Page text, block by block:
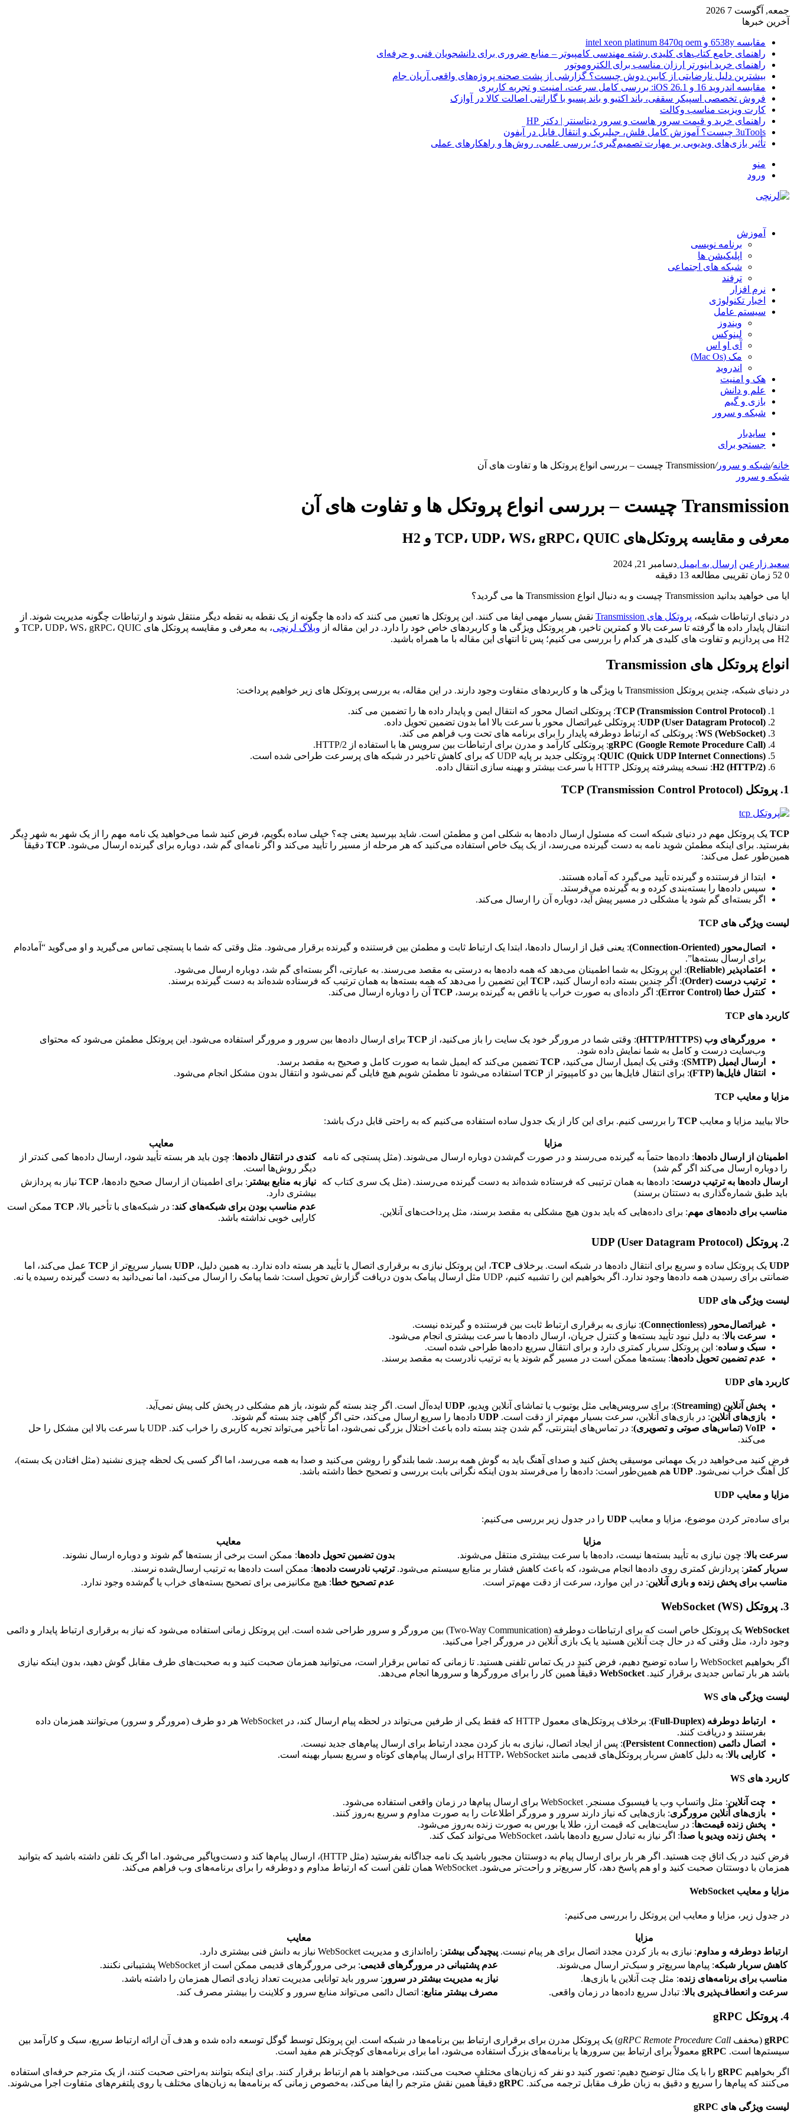
جمعه, آگوست 7 2026
آخرین خبرها
مقایسه 6538y و intel xeon platinum 8470q oem
راهنمای جامع کتاب‌های کلیدی رشته مهندسی کامپیوتر – منابع ضروری برای دانشجویان فنی و حرفه‌ای
راهنمای خرید اینورتر ارزان مناسب برای الکتروموتور
بیشترین دلیل نارضایتی از کابین دوش چیست؟ گزارشی از پشت صحنه پروژه‌های واقعی آریان جام
مقایسه اندروید 16 و iOS 26.1: بررسی کامل سرعت، امنیت و تجربه کاربری
فروش تخصصی اسپیکر سقفی، باند اکتیو و باند پسیو با گارانتی اصالت کالا در آوازک
کارت ویزیت مناسب وکالت
راهنمای خرید و قیمت سرور هاست و سرور دیتاسنتر | دکتر HP
3uTools چیست؟ آموزش کامل فلش، جیلبریک و انتقال فایل در آیفون
تأثیر بازی‌های ویدیویی بر مهارت تصمیم‌گیری؛ بررسی علمی، روش‌ها و راهکارهای عملی
منو
ورود
آموزش
برنامه نویسی
اپلیکیشن ها
شبکه های اجتماعی
ترفند
نرم افزار
اخبار تکنولوژی
سیستم عامل
ویندوز
لینوکس
آی او اس
مک (Mac Os)
اندروید
هک و امنیت
علم و دانش
بازی و گیم
شبکه و سرور
سایدبار
جستجو برای
خانه/شبکه و سرور/Transmission چیست – بررسی انواع پروتکل ها و تفاوت های آن
شبکه و سرور
Transmission چیست – بررسی انواع پروتکل ها و تفاوت های آن
معرفی و مقایسه پروتکل‌های TCP، UDP، WS، gRPC، QUIC و H2
سعید زارعین ارسال به ایمیل دسامبر 21, 2024
0
زمان تقریبی مطالعه 13 دقیقه
ایا می خواهید بدانید Transmission چیست و به دنبال انواع Transmission ها می گردید؟
در دنیای ارتباطات شبکه، پروتکل های Transmission
نقش بسیار مهمی ایفا می کنند. این پروتکل ها تعیین می کنند که داده ها چگونه از یک نقطه به نقطه دیگر منتقل شوند و ارتباطات چگونه مدیریت شوند. از
انتقال پایدار داده ها گرفته تا سرعت بالا و کمترین تاخیر، هر پروتکل ویژگی ها و کاربردهای خاص خود را دارد. در این مقاله از وبلاگ لرنچی
، به معرفی و مقایسه پروتکل های TCP، UDP، WS، gRPC، QUIC و
H2 می پردازیم و تفاوت های کلیدی هر کدام را بررسی می کنیم؛ پس تا انتهای این مقاله با ما همراه باشید.
انواع پروتکل های Transmission
در دنیای شبکه، چندین پروتکل Transmission با ویژگی ها و کاربردهای متفاوت وجود دارند. در این مقاله، به بررسی پروتکل های زیر خواهیم پرداخت:
TCP (Transmission Control Protocol): پروتکلی اتصال محور که انتقال ایمن و پایدار داده ها را تضمین می کند.
UDP (User Datagram Protocol): پروتکلی غیراتصال محور با سرعت بالا اما بدون تضمین تحویل داده.
WS (WebSocket): پروتکلی که ارتباط دوطرفه پایدار را برای برنامه های تحت وب فراهم می کند.
gRPC (Google Remote Procedure Call): پروتکلی کارآمد و مدرن برای ارتباطات بین سرویس ها با استفاده از HTTP/2.
QUIC (Quick UDP Internet Connections): پروتکلی جدید بر پایه UDP که برای کاهش تاخیر در شبکه های پرسرعت طراحی شده است.
H2 (HTTP/2): نسخه پیشرفته پروتکل HTTP با سرعت بیشتر و بهینه سازی انتقال داده.
1. پروتکل TCP (Transmission Control Protocol)
TCP یک پروتکل مهم در دنیای شبکه است که مسئول ارسال داده‌ها به شکلی امن و مطمئن است. شاید بپرسید یعنی چه؟ خیلی ساده بگویم، فرض کنید شما می‌خواهید یک نامه مهم را از یک شهر به شهر دیگر
بفرستید. برای اینکه مطمئن شوید نامه به دست گیرنده می‌رسد، از یک پیک خاص استفاده می‌کنید که هر مرحله از مسیر را تأیید می‌کند و اگر نامه‌ای گم شد، دوباره برای گیرنده ارسال می‌شود. TCP دقیقاً
همین‌طور عمل می‌کند:
ابتدا از فرستنده و گیرنده تأیید می‌گیرد که آماده هستند.
سپس داده‌ها را بسته‌بندی کرده و به گیرنده می‌فرستد.
اگر بسته‌ای گم شود یا مشکلی در مسیر پیش آید، دوباره آن را ارسال می‌کند.
لیست ویژگی های TCP
اتصال‌محور (Connection-Oriented)
: یعنی قبل از ارسال داده‌ها، ابتدا یک ارتباط ثابت و مطمئن بین فرستنده و گیرنده برقرار می‌شود. مثل وقتی که شما با پستچی تماس می‌گیرید و او می‌گوید “آماده‌ام
برای ارسال بسته‌ها”.
اعتمادپذیر (Reliable)
: این پروتکل به شما اطمینان می‌دهد که همه داده‌ها به درستی به مقصد می‌رسند. به عبارتی، اگر بسته‌ای گم شد، دوباره ارسال می‌شود.
ترتیب درست (Order)
: اگر چندین بسته داده ارسال کنید، TCP این تضمین را می‌دهد که همه بسته‌ها به همان ترتیب که فرستاده شده‌اند به دست گیرنده برسند.
کنترل خطا (Error Control)
: اگر داده‌ای به صورت خراب یا ناقص به گیرنده برسد، TCP آن را دوباره ارسال می‌کند.
کاربرد های TCP
مرورگرهای وب (HTTP/HTTPS) : وقتی شما در مرورگر خود یک سایت را باز می‌کنید، از TCP برای ارسال داده‌ها بین سرور و مرورگر استفاده می‌شود. این پروتکل مطمئن می‌شود که محتوای
وب‌سایت درست و کامل به شما نمایش داده شود.
ارسال ایمیل (SMTP)
: وقتی یک ایمیل ارسال می‌کنید، TCP تضمین می‌کند که ایمیل شما به صورت کامل و صحیح به مقصد برسد.
انتقال فایل‌ها (FTP)
: برای انتقال فایل‌ها بین دو کامپیوتر از TCP استفاده می‌شود تا مطمئن شویم هیچ فایلی گم نمی‌شود و انتقال بدون مشکل انجام می‌شود.
مزایا و معایب TCP
حالا بیایید مزایا و معایب TCP را بررسی کنیم. برای این کار از یک جدول ساده استفاده می‌کنیم که به راحتی قابل درک باشد:
مزایا
معایب
اطمینان از ارسال داده‌ها: داده‌ها حتماً به گیرنده می‌رسند و در صورت گم‌شدن دوباره ارسال می‌شوند. (مثل پستچی که نامه
را دوباره ارسال می‌کند اگر گم شد)
کندی در انتقال داده‌ها: چون باید هر بسته تأیید شود، ارسال داده‌ها کمی کندتر از
دیگر روش‌ها است.
ارسال داده‌ها به ترتیب درست: داده‌ها به همان ترتیبی که فرستاده شده‌اند به دست گیرنده می‌رسند. (مثل یک سری کتاب که
باید طبق شماره‌گذاری به دستتان برسند)
نیاز به منابع بیشتر : برای اطمینان از ارسال صحیح داده‌ها، TCP نیاز به پردازش
بیشتری دارد.
مناسب برای داده‌های مهم: برای داده‌هایی که باید بدون هیچ مشکلی به مقصد برسند، مثل پرداخت‌های آنلاین.
عدم مناسب بودن برای شبکه‌های کند: در شبکه‌های با تأخیر بالا، TCP ممکن است
کارایی خوبی نداشته باشد.
2. پروتکل UDP (User Datagram Protocol)
UDP یک پروتکل ساده و سریع برای انتقال داده‌ها در شبکه است. برخلاف TCP، این پروتکل نیازی به برقراری اتصال یا تأیید هر بسته داده ندارد. به همین دلیل، UDP بسیار سریع‌تر از TCP عمل می‌کند، اما
ضمانتی برای رسیدن همه داده‌ها وجود ندارد. اگر بخواهیم این را تشبیه کنیم، UDP مثل ارسال پیامک بدون دریافت گزارش تحویل است: شما پیامک را ارسال می‌کنید، اما نمی‌دانید به دست گیرنده رسیده یا نه.
لیست ویژگی های UDP
غیراتصال‌محور (Connectionless)
: نیازی به برقراری ارتباط ثابت بین فرستنده و گیرنده نیست.
سرعت بالا: به دلیل نبود تأیید بسته‌ها و کنترل جریان، ارسال داده‌ها با سرعت بیشتری انجام می‌شود.
سبک و ساده: این پروتکل سربار کمتری دارد و برای انتقال سریع داده‌ها طراحی شده است.
عدم تضمین تحویل داده‌ها: بسته‌ها ممکن است در مسیر گم شوند یا به ترتیب نادرست به مقصد برسند.
کاربرد های UDP
پخش آنلاین (Streaming) : برای سرویس‌هایی مثل یوتیوب یا تماشای آنلاین ویدیو، UDP ایده‌آل است. اگر چند بسته گم شوند، باز هم مشکلی در پخش کلی پیش نمی‌آید.
بازی‌های آنلاین: در بازی‌های آنلاین، سرعت بسیار مهم‌تر از دقت است. UDP داده‌ها را سریع ارسال می‌کند، حتی اگر گاهی چند بسته گم شوند.
VoIP (تماس‌های صوتی و تصویری)
: در تماس‌های اینترنتی، گم شدن چند بسته داده باعث اختلال بزرگی نمی‌شود، اما تأخیر می‌تواند تجربه کاربری را خراب کند. UDP با سرعت بالا این مشکل را حل
می‌کند.
فرض کنید می‌خواهید در یک مهمانی موسیقی پخش کنید و صدای آهنگ باید به گوش همه برسد. شما بلندگو را روشن می‌کنید و صدا به همه می‌رسد، اما اگر کسی یک لحظه چیزی نشنید (مثل افتادن یک بسته)،
کل آهنگ خراب نمی‌شود. UDP هم همین‌طور است: داده‌ها را می‌فرستد بدون اینکه نگرانی بابت بررسی و تصحیح خطا داشته باشد.
مزایا و معایب UDP
برای ساده‌تر کردن موضوع، مزایا و معایب UDP را در جدول زیر بررسی می‌کنیم:
مزایا
معایب
سرعت بالا: چون نیازی به تأیید بسته‌ها نیست، داده‌ها با سرعت بیشتری منتقل می‌شوند. بدون تضمین تحویل داده‌ها: ممکن است برخی از بسته‌ها گم شوند و دوباره ارسال نشوند.
سربار کمتر : پردازش کمتری روی داده‌ها انجام می‌شود، که باعث کاهش فشار بر منابع سیستم می‌شود. ترتیب نادرست داده‌ها: ممکن است داده‌ها به ترتیب ارسال‌شده نرسند.
مناسب برای پخش زنده و بازی آنلاین: در این موارد، سرعت از دقت مهم‌تر است. عدم تصحیح خطا: هیچ مکانیزمی برای تصحیح بسته‌های خراب یا گم‌شده وجود ندارد.
3. پروتکل WebSocket (WS)
WebSocket
یک پروتکل خاص است که برای ارتباطات دوطرفه (Two-Way Communication) بین مرورگر و سرور طراحی شده است. این پروتکل زمانی استفاده می‌شود که نیاز به برقراری ارتباط پایدار و دائمی
وجود دارد، مثل وقتی که در حال چت آنلاین هستید یا یک بازی آنلاین در مرورگر اجرا می‌کنید.
اگر بخواهیم WebSocket را ساده توضیح دهیم، فرض کنید در یک تماس تلفنی هستید. تا زمانی که تماس برقرار است، می‌توانید همزمان صحبت کنید و به صحبت‌های طرف مقابل گوش دهید، بدون اینکه نیازی
باشد هر بار تماس جدیدی برقرار کنید. WebSocket دقیقاً همین کار را برای مرورگرها و سرورها انجام می‌دهد.
لیست ویژگی های WS
ارتباط دوطرفه (Full-Duplex)
: برخلاف پروتکل‌های معمول HTTP که فقط یکی از طرفین می‌تواند در لحظه پیام ارسال کند، در WebSocket هر دو طرف (مرورگر و سرور) می‌توانند همزمان داده
بفرستند و دریافت کنند.
اتصال دائمی (Persistent Connection)
: پس از ایجاد اتصال، نیازی به باز کردن مجدد ارتباط برای ارسال پیام‌های جدید نیست.
کارایی بالا: به دلیل کاهش سربار پروتکل‌های قدیمی مانند HTTP، WebSocket برای ارسال پیام‌های کوتاه و سریع بسیار بهینه است.
کاربرد های WS
چت آنلاین: مثل واتساپ وب یا فیسبوک مسنجر. WebSocket برای ارسال پیام‌ها در زمان واقعی استفاده می‌شود.
بازی‌های آنلاین مرورگری: بازی‌هایی که نیاز دارند سرور و مرورگر اطلاعات را به صورت مداوم و سریع به‌روز کنند.
پخش زنده قیمت‌ها: در سایت‌هایی که قیمت ارز، طلا یا بورس به صورت زنده به‌روز می‌شود.
پخش زنده ویدیو یا صدا : اگر نیاز به تبادل سریع داده‌ها باشد، WebSocket می‌تواند کمک کند.
فرض کنید در یک اتاق چت هستید. اگر هر بار برای ارسال پیام به دوستتان مجبور باشید یک نامه جداگانه بفرستید (مثل HTTP)، ارسال پیام‌ها کند و دست‌وپاگیر می‌شود. اما اگر یک تلفن داشته باشید که بتوانید
همزمان با دوستتان صحبت کنید و او هم پاسخ دهد، کار سریع‌تر و راحت‌تر می‌شود. WebSocket همان تلفن است که ارتباط مداوم و دوطرفه را برای برنامه‌های وب فراهم می‌کند.
مزایا و معایب WebSocket
در جدول زیر، مزایا و معایب این پروتکل را بررسی می‌کنیم:
مزایا
معایب
ارتباط دوطرفه و مداوم: نیازی به باز کردن مجدد اتصال برای هر پیام نیست. پیچیدگی بیشتر : راه‌اندازی و مدیریت WebSocket نیاز به دانش فنی بیشتری دارد.
کاهش سربار شبکه: پیام‌ها سریع‌تر و سبک‌تر ارسال می‌شوند. عدم پشتیبانی در مرورگرهای قدیمی: برخی مرورگرهای قدیمی ممکن است از WebSocket پشتیبانی نکنند.
مناسب برای برنامه‌های زنده: مثل چت آنلاین یا بازی‌ها. نیاز به مدیریت بیشتر در سرور : سرور باید توانایی مدیریت تعداد زیادی اتصال همزمان را داشته باشد.
سرعت و انعطاف‌پذیری بالا: تبادل سریع داده‌ها در زمان واقعی. مصرف بیشتر منابع: اتصال دائمی می‌تواند منابع سرور و کلاینت را بیشتر مصرف کند.
4. پروتکل gRPC
gRPC (مخفف gRPC Remote Procedure Call) یک پروتکل مدرن برای برقراری ارتباط بین برنامه‌ها در شبکه است. این پروتکل توسط گوگل توسعه داده شده و هدف آن ارائه ارتباط سریع، سبک و کارآمد بین
سیستم‌ها است. gRPC معمولاً برای ارتباط بین سرورها یا برنامه‌های بزرگ استفاده می‌شود، اما برای برنامه‌های کوچک‌تر هم مفید است.
اگر بخواهیم gRPC را با یک مثال توضیح دهیم: تصور کنید دو نفر که زبان‌های مختلف صحبت می‌کنند، می‌خواهند با هم ارتباط برقرار کنند. برای اینکه بتوانند به‌راحتی صحبت کنند، از یک مترجم حرفه‌ای استفاده
می‌کنند که پیام‌ها را سریع و دقیق به زبان طرف مقابل ترجمه می‌کند. gRPC دقیقاً همین نقش مترجم را ایفا می‌کند، به‌خصوص زمانی که برنامه‌ها به زبان‌های مختلف یا روی پلتفرم‌های متفاوت اجرا می‌شوند.
لیست ویژگی های gRPC